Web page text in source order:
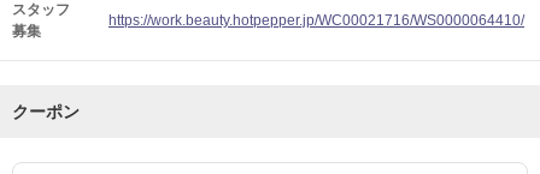
スタッフ
募集
https://work.beauty.hotpepper.jp/WC00021716/WS0000064410/
クーポン